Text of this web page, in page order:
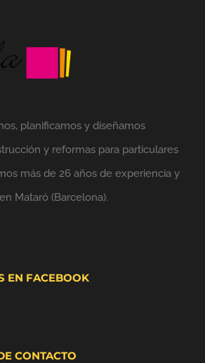
planificamos y diseñamos
y reformas para particulares
más de 26 años de experiencia y
Mataró (Barcelona).
EN FACEBOOK
CONTACTO